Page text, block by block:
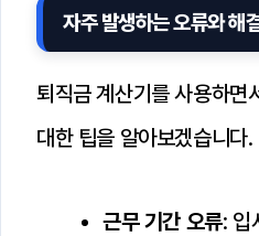
자주 발생하는 오류와 해
퇴직금 계산기를 사용하면
대한 팁을 알아보겠습니다.
근무 기간 오류: 입